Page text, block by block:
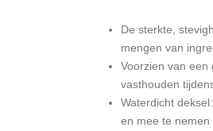
De sterkte,
mengen van
Voorzien van een
vasthouden
Waterdicht
en mee te nemen